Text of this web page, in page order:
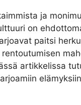
ja
on
paitsi
artikkelissa